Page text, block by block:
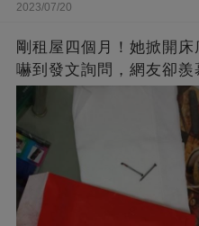
2023/07/20
剛租屋四個月！她掀開床
嚇到發文詢問，網友卻羨